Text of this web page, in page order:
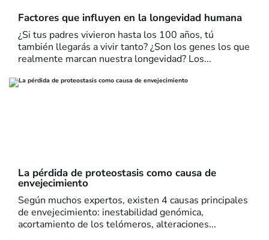
Factores que influyen en la longevidad humana
¿Si tus padres vivieron hasta los 100 años, tú
también llegarás a vivir tanto? ¿Son los genes los que
realmente marcan nuestra longevidad? Los...
La pérdida de proteostasis como causa de
envejecimiento
Según muchos expertos, existen 4 causas principales
de envejecimiento: inestabilidad genómica,
acortamiento de los telómeros, alteraciones...